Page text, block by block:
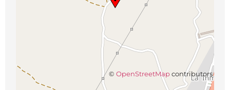
© OpenStreetMapcontributors